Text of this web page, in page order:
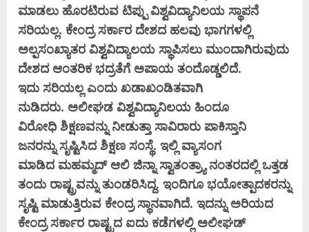
ಮಾಡಲು ಹೊರಟಿರುವ ಟಿಪ್ಪುವಿಶ್ವವಿದ್ಯಾನಿಲಯ ಸ್ಥಾಪನೆ
ಸರಿಯಲ್ಲ. ಕೇಂದ್ರಸರ್ಕಾರ ದೇಶದ ಹಲವು ಭಾಗಗಳಲ್ಲಿ
ಅಲ್ಪಸಂಖ್ಯಾತರ ವಿಶ್ವವಿದ್ಯಾಲಯ ಸ್ಥಾಪಿಸಲು ಮುಂದಾಗಿರುವುದು
ದೇಶದ ಆಂತರಿಕ ಭದ್ರತೆಗೆ ಅಪಾಯ ತಂದೊಡ್ಡಲಿದೆ.
ಇದು ಸರಿಯಲ್ಲ ಎಂದು ಖಡಾಖಂಡಿತವಾಗಿ
ನುಡಿದರು. ಅಲೀಘಡ ವಿಶ್ವವಿದ್ಯಾನಿಲಯ ಹಿಂದೂ
ವಿರೋಧಿಶಿಕ್ಷಣವನ್ನು ನೀಡುತ್ತಾ ಸಾವಿರಾರು ಪಾಕಿಸ್ತಾನಿ
ಜನರನ್ನು ಸೃಷ್ಟಿಸಿದ ಶಿಕ್ಷಣ ಸಂಸ್ಥೆ. ಇಲ್ಲಿ ವ್ಯಾಸಂಗ
ಮಾಡಿದ ಮಹಮ್ಮದ್ ಆಲಿ ಜಿನ್ನಾ ಸ್ವಾತಂತ್ರ್ಯಾ ನಂತರದಲ್ಲಿ ಒತ್ತಡ
ತಂದು ರಾಷ್ಟ್ರವನ್ನು ತುಂಡರಿಸಿದ್ದ. ಇಂದಿಗೂ ಭಯೋತ್ಪಾದಕರನ್ನು
ಸೃಷ್ಟಿ ಮಾಡುತ್ತಿರುವ ಕೇಂದ್ರಸ್ಥಾನವಾಗಿದೆ. ಇದನ್ನು ಅರಿಯದ
ಕೇಂದ್ರ ಸರ್ಕಾರ ರಾಷ್ಟ್ರದ ಐದು ಕಡೆಗಳಲ್ಲಿ ಅಲೀಘಡ್